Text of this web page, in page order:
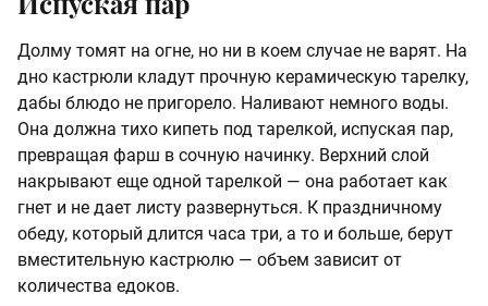
Долму томят на огне, но ни в коем случае не варят. На
дно кастрюли кладут прочную керамическую тарелку,
дабы блюдо не пригорело. Наливают немного воды.
Она должна тихо кипеть под тарелкой, испуская пар,
превращая фарш в сочную начинку. Верхний слой
накрывают еще одной тарелкой — она работает как
гнет и не дает листу развернуться. К праздничному
обеду, который длится часа три, а то и больше, берут
вместительную кастрюлю — объем зависит от
количества едоков.